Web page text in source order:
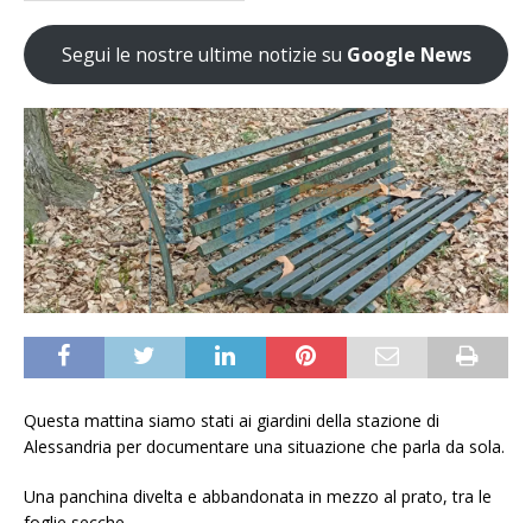
Segui le nostre ultime notizie su Google News
Questa mattina siamo stati ai giardini della stazione di
Alessandria per documentare una situazione che parla da sola.
Una panchina divelta e abbandonata in mezzo al prato, tra le